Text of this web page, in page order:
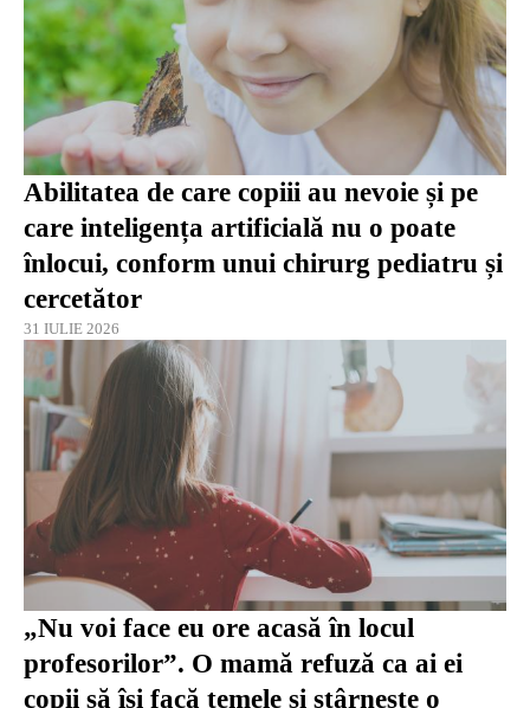
Abilitatea de care copiii au nevoie și pe
care inteligența artificială nu o poate
înlocui, conform unui chirurg pediatru și
cercetător
31 IULIE 2026
„Nu voi face eu ore acasă în locul
profesorilor”. O mamă refuză ca ai ei
copii să își facă temele și stârnește o